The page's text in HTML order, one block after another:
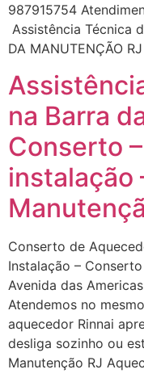
987915754
Assistência Técnica
DA MANUTENÇÃO
na Barra
Conserto
instalação
Conserto de
Instalação –
Avenida das
Atendemos no
aquecedor Rinnai
desliga sozinho ou
Manutenção RJ